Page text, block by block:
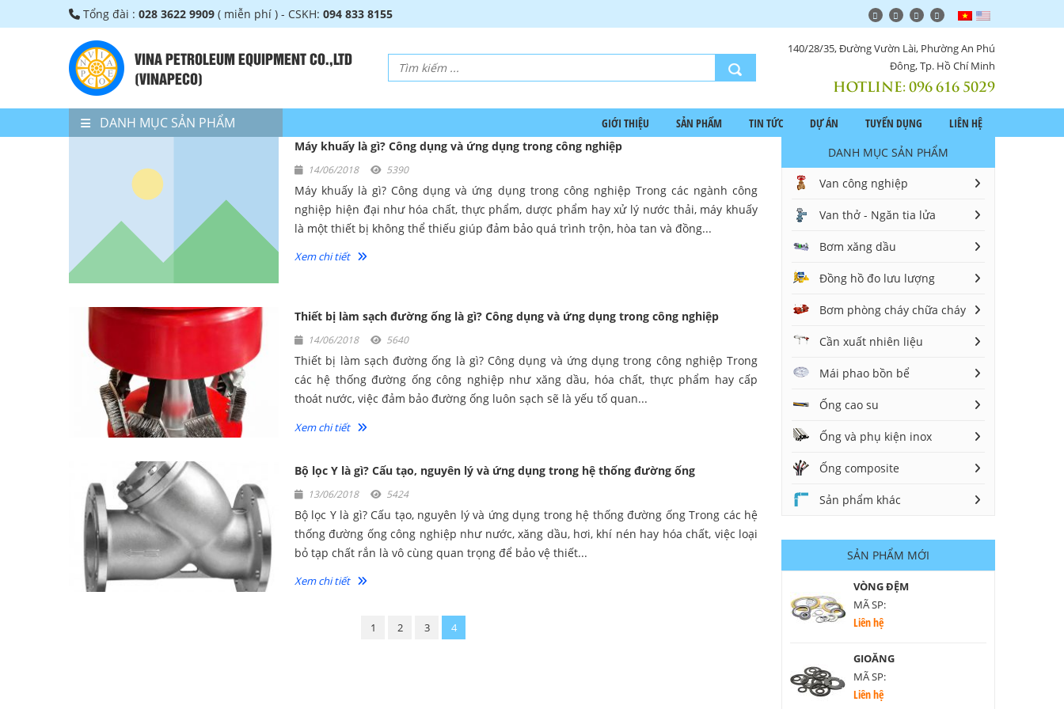
Tổng đài : 028 3622 9909 ( miễn phí ) - CSKH: 094 833 8155
VINA PETROLEUM EQUIPMENT CO.,LTD
(VINAPECO)
140/28/35, Đường Vườn Lài, Phường An Phú
Đông, Tp. Hồ Chí Minh
HOTLINE:096 616 5029
DANH MỤC SẢN PHẨM GIỚI THIỆU SẢN PHẨM TIN TỨC DỰ ÁN TUYỂN DỤNG
LIÊN HỆ
Máy khuấy là gì? Công dụng và ứng dụng trong công nghiệp
14/06/2018 5390
Máy khuấy là gì? Công dụng và ứng dụng trong công nghiệp Trong các ngành công
nghiệp hiện đại như hóa chất, thực phẩm, dược phẩm hay xử lý nước thải, máy khuấy
là một thiết bị không thể thiếu giúp đảm bảo quá trình trộn, hòa tan và đồng...
Xem chi tiết
Thiết bị làm sạch đường ống là gì? Công dụng và ứng dụng trong công nghiệp
14/06/2018 5640
Thiết bị làm sạch đường ống là gì? Công dụng và ứng dụng trong công nghiệp Trong
các hệ thống đường ống công nghiệp như xăng dầu, hóa chất, thực phẩm hay cấp
thoát nước, việc đảm bảo đường ống luôn sạch sẽ là yếu tố quan...
Xem chi tiết
Bộ lọc Y là gì? Cấu tạo, nguyên lý và ứng dụng trong hệ thống đường ống
13/06/2018 5424
Bộ lọc Y là gì? Cấu tạo, nguyên lý và ứng dụng trong hệ thống đường ống Trong các hệ
thống đường ống công nghiệp như nước, xăng dầu, hơi, khí nén hay hóa chất, việc loại
bỏ tạp chất rắn là vô cùng quan trọng để bảo vệ thiết...
Xem chi tiết
1 2 3 4
DANH MỤC SẢN PHẨM
Van công nghiệp
Van thở - Ngăn tia lửa
Bơm xăng dầu
Đồng hồ đo lưu lượng
Bơm phòng cháy chữa cháy
Cần xuất nhiên liệu
Mái phao bồn bể
Ống cao su
Ống và phụ kiện inox
Ống composite
Sản phẩm khác
SẢN PHẨM MỚI
VÒNG ĐỆM
MÃ SP:
Liên hệ
GIOĂNG
MÃ SP:
Liên hệ